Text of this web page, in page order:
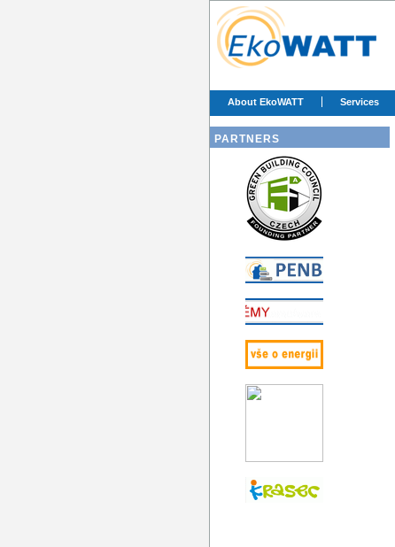
About EkoWATT Services
PARTNERS